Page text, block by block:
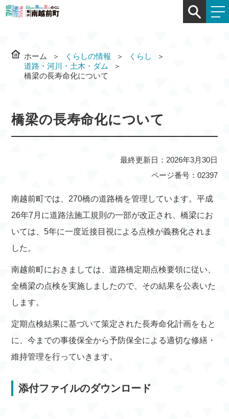
ホーム くらしの情報
くらし
道路・河川・土木・ダム
橋梁の長寿命化について
橋梁の長寿命化について
最終更新日：2026年3月30日
ページ番号：02397
南越前町では、270橋の道路橋を管理しています。平成
26年7月に道路法施工規則の一部が改正され、橋梁にお
いては、5年に一度近接目視による点検が義務化されま
した。
南越前町におきましては、道路橋定期点検要領に従い、
全橋梁の点検を実施しましたので、その結果を公表いた
します。
定期点検結果に基づいて策定された長寿命化計画をもと
に、今までの事後保全から予防保全による適切な修繕・
維持管理を行っていきます。
添付ファイルのダウンロード